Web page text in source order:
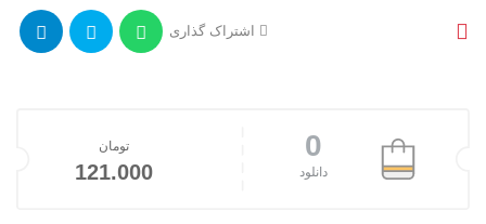
اشتراک گذاری
0
دانلود
تومان
121.000